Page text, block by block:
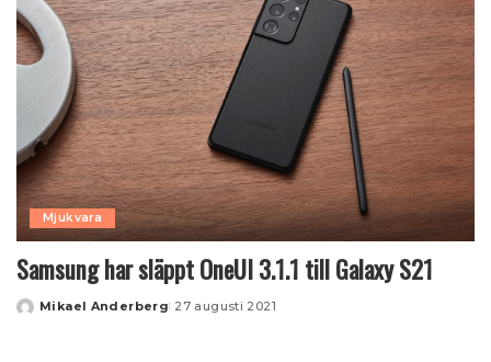
Mjukvara
Samsung har släppt OneUI 3.1.1 till Galaxy S21
Posted
Mikael Anderberg 27 augusti 2021